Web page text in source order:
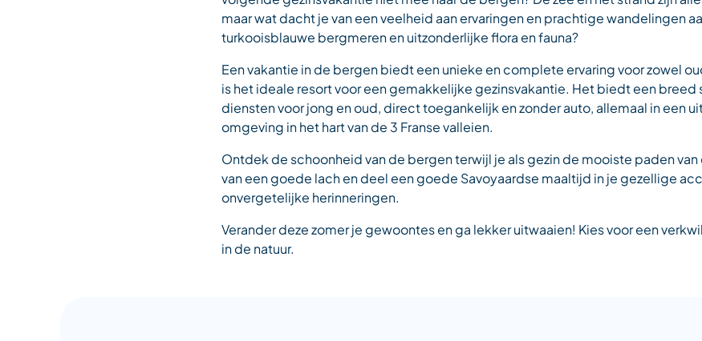
maar wat dacht je van een veelheid aan ervaringen en prachtige wandelingen
turkooisblauwe bergmeren en uitzonderlijke flora en fauna?
Een vakantie in de bergen biedt een unieke en complete ervaring voor zowel
is het ideale resort voor een gemakkelijke gezinsvakantie. Het biedt een breed
diensten voor jong en oud, direct toegankelijk en zonder auto, allemaal in een
omgeving in het hart van de 3 Franse valleien.
Ontdek de schoonheid van de bergen terwijl je als gezin de mooiste paden
van een goede lach en deel een goede Savoyaardse maaltijd in je gezellige
onvergetelijke herinneringen.
Verander deze zomer je gewoontes en ga lekker uitwaaien! Kies voor een
in de natuur.